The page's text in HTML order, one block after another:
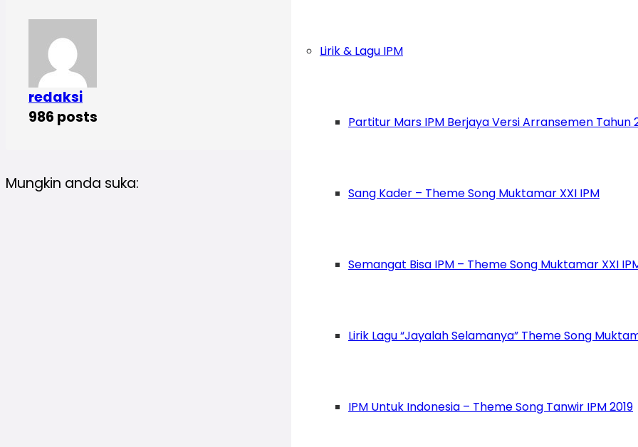
Lirik & Lagu IPM
Partitur Mars IPM Berjaya Versi Arransemen Tahun
Sang Kader – Theme Song Muktamar XXI IPM
Semangat Bisa IPM – Theme Song Muktamar XXI
Lirik Lagu “Jayalah Selamanya” Theme Song
IPM Untuk Indonesia – Theme Song Tanwir IPM 2019
redaksi
986 posts
Mungkin anda suka: